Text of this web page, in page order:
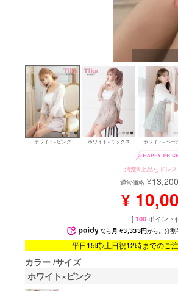
ホワイト×ピンク ホワイト×ミックス ホワイト×ベー
清楚&上品なドレ
通常価格 ¥13,200
¥
[100 ポイント
なら 月々3,333円から。分
平日15時/土日祝12時までのご
カラー サイズ
ホワイト×ピンク